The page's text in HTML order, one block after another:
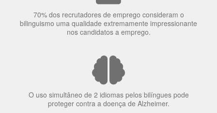
70% dos recrutadores de emprego consideram o
bilinguismo uma qualidade extremamente impressionante
nos candidatos a emprego.
O uso simultâneo de 2 idiomas pelos bilíngues pode
proteger contra a doença de Alzheimer.